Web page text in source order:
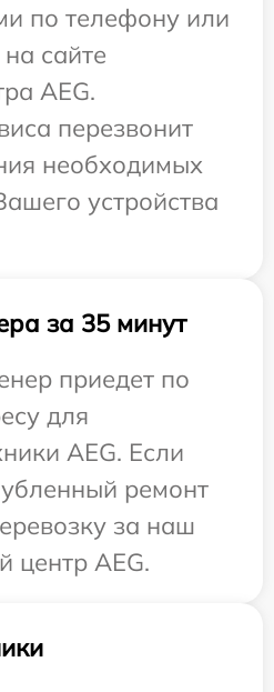
по телефону или
сайте
AEG.
перезвонит
необходимых
устройства
за 35 минут
приедет по
для
AEG. Если
ремонт
за наш
центр AEG.